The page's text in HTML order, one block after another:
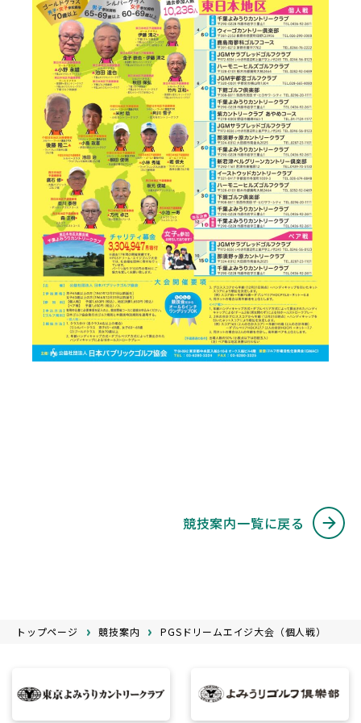
競技案内一覧に戻る
トップページ 競技案内 PGSドリームエイジ大会（個人戦）